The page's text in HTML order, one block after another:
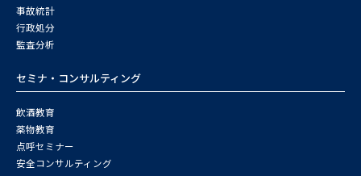
事故統計
行政処分
監査分析
セミナ・コンサルティング
飲酒教育
薬物教育
点呼セミナー
安全コンサルティング